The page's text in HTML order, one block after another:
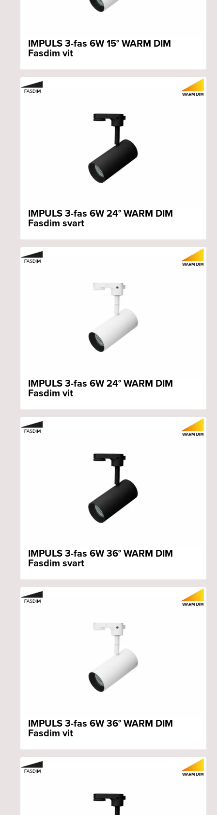
IMPULS 3-fas 6W 15° WARM DIM
Fasdim vit
IMPULS 3-fas 6W 24° WARM DIM
Fasdim svart
IMPULS 3-fas 6W 24° WARM DIM
Fasdim vit
IMPULS 3-fas 6W 36° WARM DIM
Fasdim svart
IMPULS 3-fas 6W 36° WARM DIM
Fasdim vit